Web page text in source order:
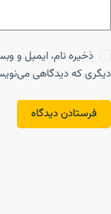
ذخیره نام، ایمیل و
دیگری که دیدگاهی
فرستادن دیدگاه